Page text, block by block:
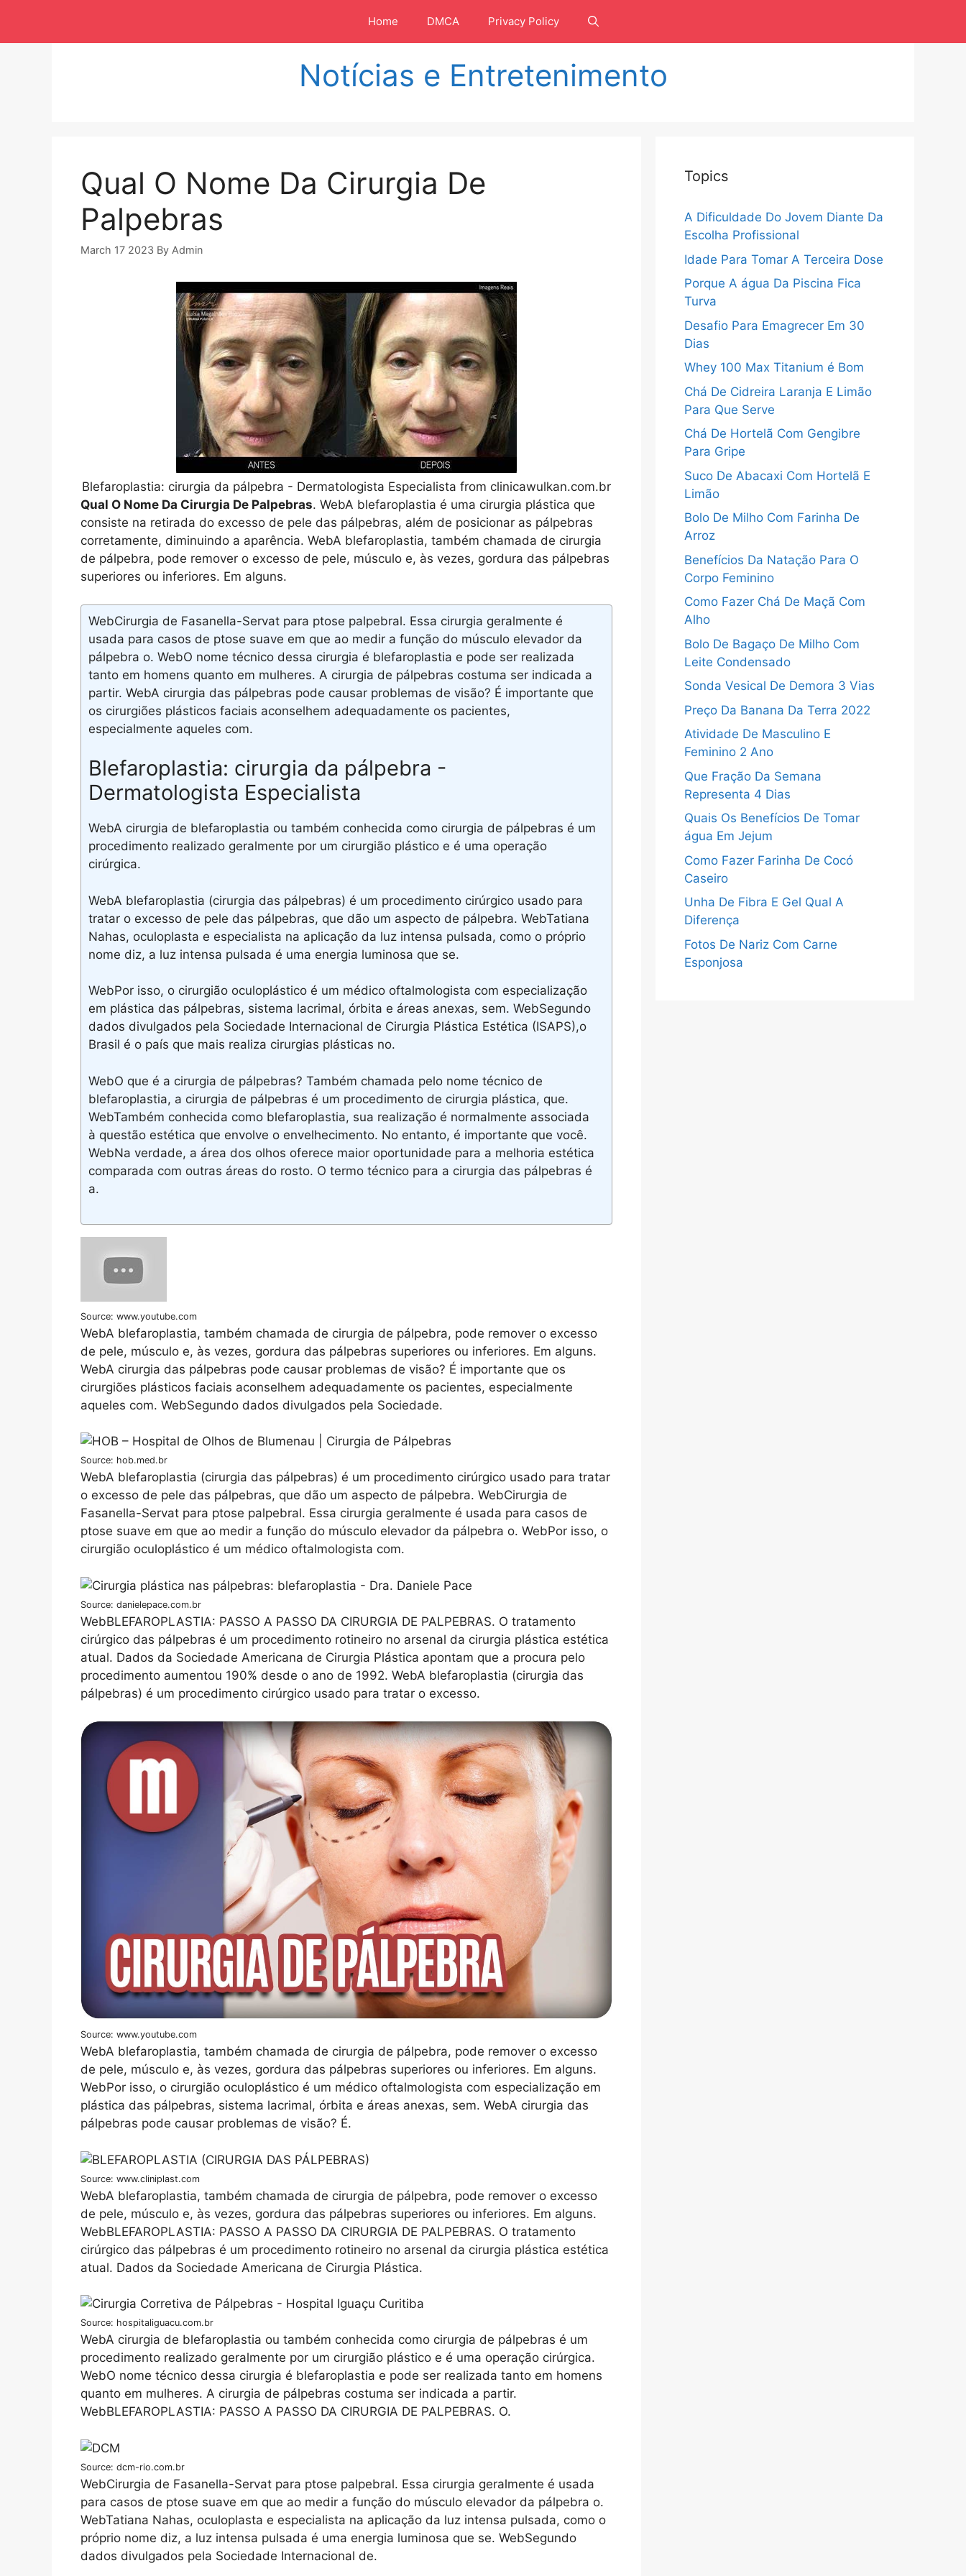
isi
Home DMCA Privacy Policy
Notícias e Entretenimento
Qual O Nome Da Cirurgia De
Palpebras
March 17 2023 By Admin
Blefaroplastia: cirurgia da pálpebra - Dermatologista Especialista from clinicawulkan.com.br
Qual O Nome Da Cirurgia De Palpebras. WebA blefaroplastia é uma cirurgia plástica que
consiste na retirada do excesso de pele das pálpebras, além de posicionar as pálpebras
corretamente, diminuindo a aparência. WebA blefaroplastia, também chamada de cirurgia
de pálpebra, pode remover o excesso de pele, músculo e, às vezes, gordura das pálpebras
superiores ou inferiores. Em alguns.
WebCirurgia de Fasanella-Servat para ptose palpebral. Essa cirurgia geralmente é
usada para casos de ptose suave em que ao medir a função do músculo elevador da
pálpebra o. WebO nome técnico dessa cirurgia é blefaroplastia e pode ser realizada
tanto em homens quanto em mulheres. A cirurgia de pálpebras costuma ser indicada a
partir. WebA cirurgia das pálpebras pode causar problemas de visão? É importante que
os cirurgiões plásticos faciais aconselhem adequadamente os pacientes,
especialmente aqueles com.
Blefaroplastia: cirurgia da pálpebra -
Dermatologista Especialista
WebA cirurgia de blefaroplastia ou também conhecida como cirurgia de pálpebras é um
procedimento realizado geralmente por um cirurgião plástico e é uma operação
cirúrgica.
WebA blefaroplastia (cirurgia das pálpebras) é um procedimento cirúrgico usado para
tratar o excesso de pele das pálpebras, que dão um aspecto de pálpebra. WebTatiana
Nahas, oculoplasta e especialista na aplicação da luz intensa pulsada, como o próprio
nome diz, a luz intensa pulsada é uma energia luminosa que se.
WebPor isso, o cirurgião oculoplástico é um médico oftalmologista com especialização
em plástica das pálpebras, sistema lacrimal, órbita e áreas anexas, sem. WebSegundo
dados divulgados pela Sociedade Internacional de Cirurgia Plástica Estética (ISAPS),o
Brasil é o país que mais realiza cirurgias plásticas no.
WebO que é a cirurgia de pálpebras? Também chamada pelo nome técnico de
blefaroplastia, a cirurgia de pálpebras é um procedimento de cirurgia plástica, que.
WebTambém conhecida como blefaroplastia, sua realização é normalmente associada
à questão estética que envolve o envelhecimento. No entanto, é importante que você.
WebNa verdade, a área dos olhos oferece maior oportunidade para a melhoria estética
comparada com outras áreas do rosto. O termo técnico para a cirurgia das pálpebras é
a.
Source: www.youtube.com
WebA blefaroplastia, também chamada de cirurgia de pálpebra, pode remover o excesso
de pele, músculo e, às vezes, gordura das pálpebras superiores ou inferiores. Em alguns.
WebA cirurgia das pálpebras pode causar problemas de visão? É importante que os
cirurgiões plásticos faciais aconselhem adequadamente os pacientes, especialmente
aqueles com. WebSegundo dados divulgados pela Sociedade.
Source: hob.med.br
WebA blefaroplastia (cirurgia das pálpebras) é um procedimento cirúrgico usado para tratar
o excesso de pele das pálpebras, que dão um aspecto de pálpebra. WebCirurgia de
Fasanella-Servat para ptose palpebral. Essa cirurgia geralmente é usada para casos de
ptose suave em que ao medir a função do músculo elevador da pálpebra o. WebPor isso, o
cirurgião oculoplástico é um médico oftalmologista com.
Source: danielepace.com.br
WebBLEFAROPLASTIA: PASSO A PASSO DA CIRURGIA DE PALPEBRAS. O tratamento
cirúrgico das pálpebras é um procedimento rotineiro no arsenal da cirurgia plástica estética
atual. Dados da Sociedade Americana de Cirurgia Plástica apontam que a procura pelo
procedimento aumentou 190% desde o ano de 1992. WebA blefaroplastia (cirurgia das
pálpebras) é um procedimento cirúrgico usado para tratar o excesso.
Source: www.youtube.com
WebA blefaroplastia, também chamada de cirurgia de pálpebra, pode remover o excesso
de pele, músculo e, às vezes, gordura das pálpebras superiores ou inferiores. Em alguns.
WebPor isso, o cirurgião oculoplástico é um médico oftalmologista com especialização em
plástica das pálpebras, sistema lacrimal, órbita e áreas anexas, sem. WebA cirurgia das
pálpebras pode causar problemas de visão? É.
Source: www.cliniplast.com
WebA blefaroplastia, também chamada de cirurgia de pálpebra, pode remover o excesso
de pele, músculo e, às vezes, gordura das pálpebras superiores ou inferiores. Em alguns.
WebBLEFAROPLASTIA: PASSO A PASSO DA CIRURGIA DE PALPEBRAS. O tratamento
cirúrgico das pálpebras é um procedimento rotineiro no arsenal da cirurgia plástica estética
atual. Dados da Sociedade Americana de Cirurgia Plástica.
Source: hospitaliguacu.com.br
WebA cirurgia de blefaroplastia ou também conhecida como cirurgia de pálpebras é um
procedimento realizado geralmente por um cirurgião plástico e é uma operação cirúrgica.
WebO nome técnico dessa cirurgia é blefaroplastia e pode ser realizada tanto em homens
quanto em mulheres. A cirurgia de pálpebras costuma ser indicada a partir.
WebBLEFAROPLASTIA: PASSO A PASSO DA CIRURGIA DE PALPEBRAS. O.
Source: dcm-rio.com.br
WebCirurgia de Fasanella-Servat para ptose palpebral. Essa cirurgia geralmente é usada
para casos de ptose suave em que ao medir a função do músculo elevador da pálpebra o.
WebTatiana Nahas, oculoplasta e especialista na aplicação da luz intensa pulsada, como o
próprio nome diz, a luz intensa pulsada é uma energia luminosa que se. WebSegundo
dados divulgados pela Sociedade Internacional de.
Topics
A Dificuldade Do Jovem Diante Da
Escolha Profissional
Idade Para Tomar A Terceira Dose
Porque A água Da Piscina Fica
Turva
Desafio Para Emagrecer Em 30
Dias
Whey 100 Max Titanium é Bom
Chá De Cidreira Laranja E Limão
Para Que Serve
Chá De Hortelã Com Gengibre
Para Gripe
Suco De Abacaxi Com Hortelã E
Limão
Bolo De Milho Com Farinha De
Arroz
Benefícios Da Natação Para O
Corpo Feminino
Como Fazer Chá De Maçã Com
Alho
Bolo De Bagaço De Milho Com
Leite Condensado
Sonda Vesical De Demora 3 Vias
Preço Da Banana Da Terra 2022
Atividade De Masculino E
Feminino 2 Ano
Que Fração Da Semana
Representa 4 Dias
Quais Os Benefícios De Tomar
água Em Jejum
Como Fazer Farinha De Cocó
Caseiro
Unha De Fibra E Gel Qual A
Diferença
Fotos De Nariz Com Carne
Esponjosa